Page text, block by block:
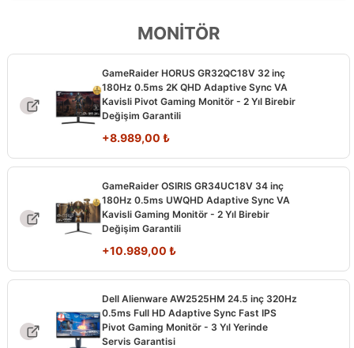
MONİTÖR
GameRaider HORUS GR32QC18V 32 inç
180Hz 0.5ms 2K QHD Adaptive Sync VA
Kavisli Pivot Gaming Monitör - 2 Yıl Birebir
Değişim Garantili
+8.989,00 ₺
GameRaider OSIRIS GR34UC18V 34 inç
180Hz 0.5ms UWQHD Adaptive Sync VA
Kavisli Gaming Monitör - 2 Yıl Birebir
Değişim Garantili
+10.989,00 ₺
Dell Alienware AW2525HM 24.5 inç 320Hz
0.5ms Full HD Adaptive Sync Fast IPS
Pivot Gaming Monitör - 3 Yıl Yerinde
Servis Garantisi